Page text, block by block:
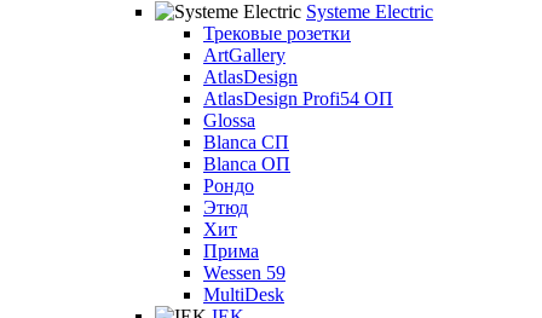
Systeme Electric
Трековые розетки
ArtGallery
AtlasDesign
AtlasDesign Profi54 ОП
Glossa
Blanca СП
Blanca ОП
Рондо
Этюд
Хит
Прима
Wessen 59
MultiDesk